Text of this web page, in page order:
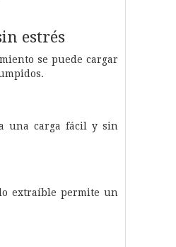
estrés
se puede cargar
una carga fácil y sin
extraíble permite un